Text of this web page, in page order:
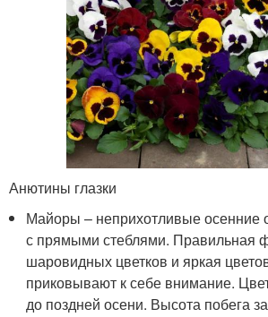
Анютины глазки
Майоры – неприхотливые осенние
с прямыми стеблями. Правильная
шаровидных цветков и яркая
приковывают к себе внимание.
до поздней осени. Высота побега